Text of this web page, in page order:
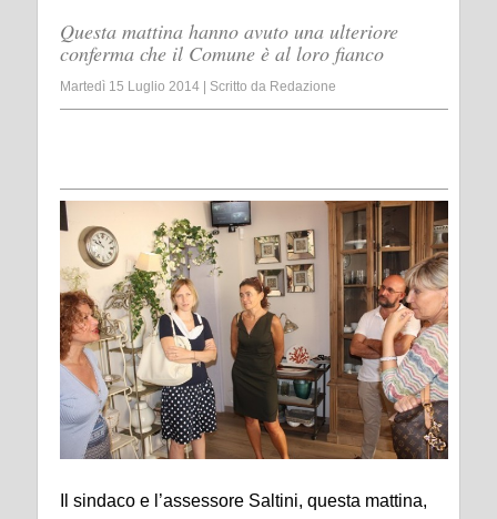
Questa mattina hanno avuto una ulteriore
conferma che il Comune è al loro fianco
Martedì 15 Luglio 2014 Scritto da Redazione
Il sindaco e l’assessore Saltini, questa mattina,